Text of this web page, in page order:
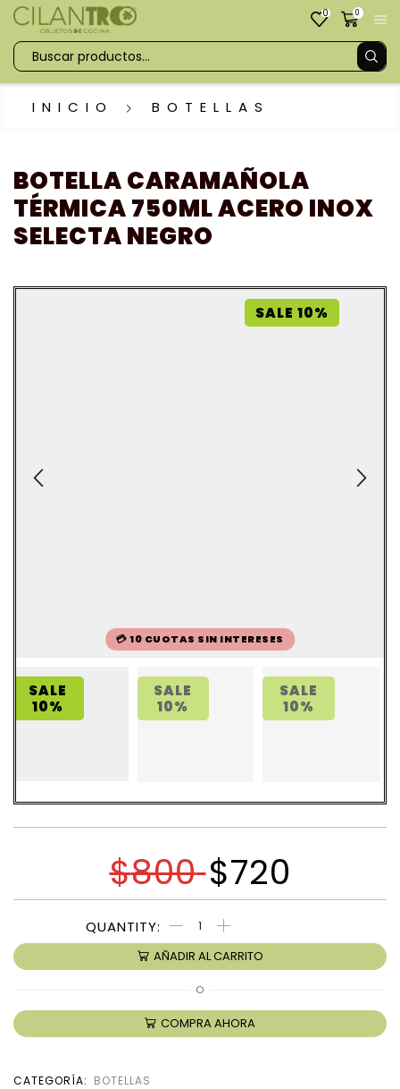
0 0
INICIO BOTELLAS
BOTELLA CARAMAÑOLA
TÉRMICA 750ML ACERO INOX
SELECTA NEGRO
SALE 10%
💳 10 CUOTAS SIN INTERESES
SALE
10%
SALE
10%
SALE
10%
$800 $720
AÑADIR AL CARRITO
O
COMPRA AHORA
CATEGORÍA: BOTELLAS